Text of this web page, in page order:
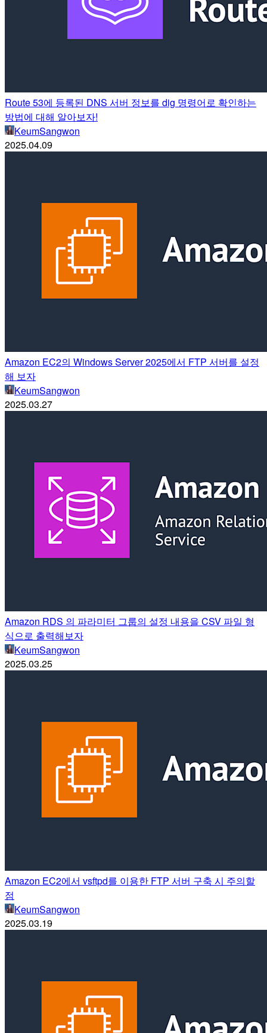
Route 53에 등록된 DNS 서버 정보를 dig 명령어로 확인하는
방법에 대해 알아보자!
KeumSangwon
2025.04.09
Amazon EC2의 Windows Server 2025에서 FTP 서버를 설정
해 보자
KeumSangwon
2025.03.27
Amazon RDS 의 파라미터 그룹의 설정 내용을 CSV 파일 형
식으로 출력해보자
KeumSangwon
2025.03.25
Amazon EC2에서 vsftpd를 이용한 FTP 서버 구축 시 주의할
점
KeumSangwon
2025.03.19